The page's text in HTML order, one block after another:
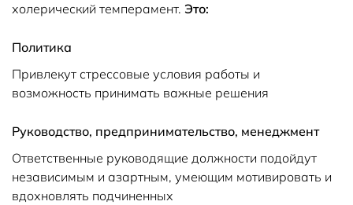
холерический темперамент. Это:
Политика
Привлекут стрессовые условия работы и
возможность принимать важные решения
Руководство, предпринимательство, менеджмент
Ответственные руководящие должности подойдут
независимым и азартным, умеющим мотивировать и
вдохновлять подчиненных